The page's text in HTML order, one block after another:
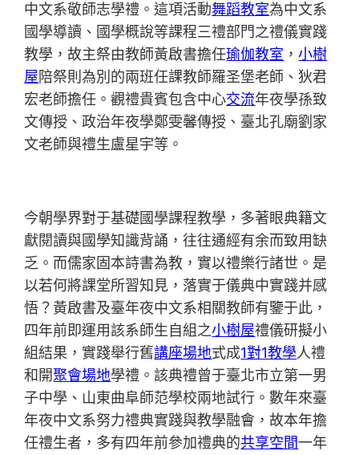
中文系敬師志學禮。這項活動舞蹈教室為中文系
國學導讀、國學概說等課程三禮部門之禮儀實踐
教學，故主祭由教師黃啟書擔任瑜伽教室 ，小樹
屋陪祭則為別的兩班任課教師羅圣堡老師、狄君
宏老師擔任。觀禮貴賓包含中心交流年夜學孫致
文傳授、政治年夜學鄭雯馨傳授、臺北孔廟劉家
文老師與禮生盧星宇等。
今朝學界對于基礎國學課程教學，多著眼典籍文
獻閱讀與國學知識背誦，往往通經有余而致用缺
乏。而儒家固本詩書為教，實以禮樂行諸世。是
以若何將課堂所習知見，落實于儀典中實踐并感
悟？黃啟書及臺年夜中文系相關教師有鑒于此，
四年前即運用該系師生自組之小樹屋禮儀研擬小
組結果，實踐舉行舊講座場地式成1對1教學人禮
和開聚會場地學禮。該典禮曾于臺北市立第一男
子中學、山東曲阜師范學校兩地試行。數年來臺
年夜中文系努力禮典實踐與教學融會，故本年擔
任禮生者，多有四年前參加禮典的共享空間一年